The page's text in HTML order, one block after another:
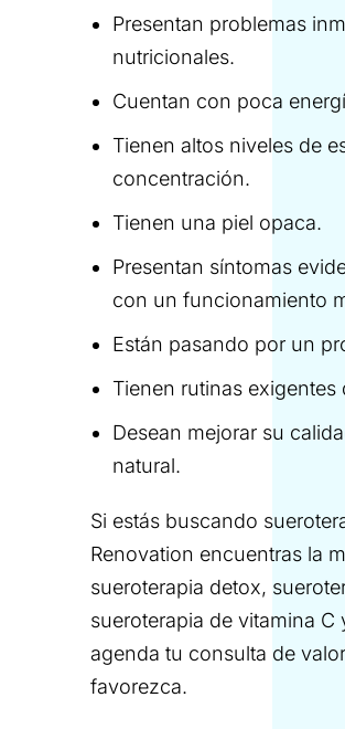
Presentan problemas
nutricionales.
Cuentan con poca
Tienen altos niveles de
concentración.
Tienen una piel opaca.
Presentan síntomas
con un funcionamiento
Están pasando por un
Tienen rutinas exigentes
Desean mejorar su
natural.
Si estás buscando
Renovation encuentras la
sueroterapia detox,
sueroterapia de vitamina C
agenda tu consulta de
favorezca.